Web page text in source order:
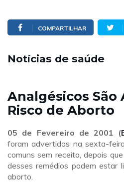
COMPARTILHAR
Notícias de saúde
Analgésicos São
Risco de Aborto
05 de Fevereiro de 2001 (
foram advertidas na sexta-
comuns sem receita, depois
desses remédios podem estar
aborto.